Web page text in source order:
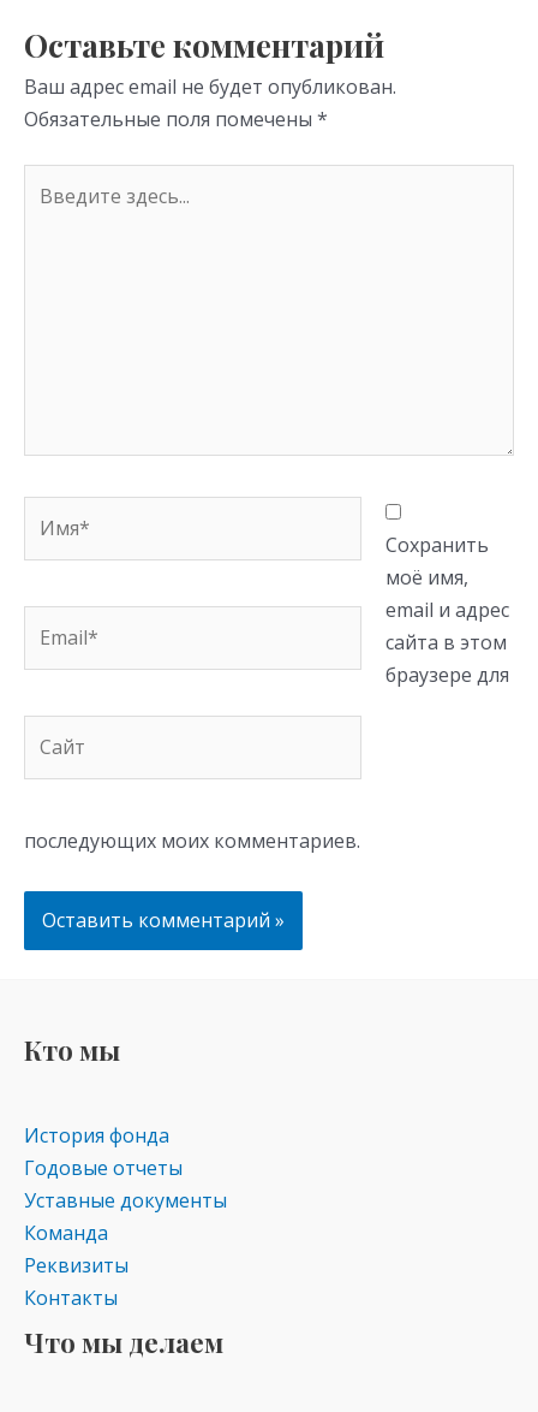
ni
ki
Оставьте комментарий
Ваш адрес email не будет опубликован.
Обязательные поля помечены *
здесь...
Сохранить
моё имя,
email и адрес
сайта в этом
браузере для
последующих моих комментариев.
Кто мы
История фонда
Годовые отчеты
Уставные документы
Команда
Реквизиты
Контакты
Что мы делаем